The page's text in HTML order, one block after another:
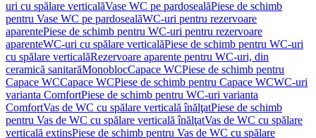
uri cu spălare verticalăVase WC pe pardosealăPiese de schimb
pentru Vase WC pe pardosealăWC-uri pentru rezervoare
aparentePiese de schimb pentru WC-uri pentru rezervoare
aparenteWC-uri cu spălare verticalăPiese de schimb pentru WC-uri
cu spălare verticalăRezervoare aparente pentru WC-uri, din
ceramică sanitarăMonoblocCapace WCPiese de schimb pentru
Capace WCCapace WCPiese de schimb pentru Capace WCWC-uri
varianta ComfortPiese de schimb pentru WC-uri varianta
ComfortVas de WC cu spălare verticală înălţatPiese de schimb
pentru Vas de WC cu spălare verticală înălţatVas de WC cu spălare
verticală extinsPiese de schimb pentru Vas de WC cu spălare